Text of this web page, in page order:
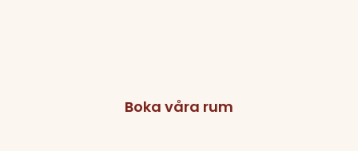
Boka våra rum